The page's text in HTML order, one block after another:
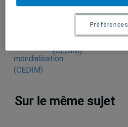
droit
international
mondialisation
(CEDIM)
Sur le même sujet
Préférences